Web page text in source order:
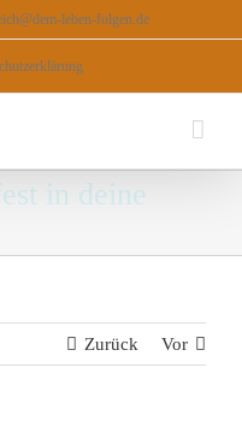
leben-folgen.de
in deine
Zurück Vor